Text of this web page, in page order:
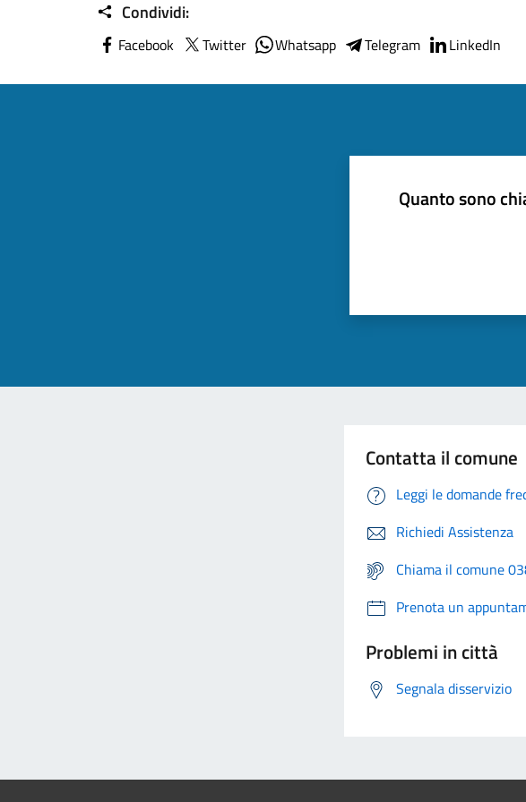
Condividi:
Facebook Twitter Whatsapp Telegram LinkedIn
Quanto sono
Contatta il comune
Leggi le domande
Richiedi Assistenza
Chiama il comune
Prenota un
Problemi in città
Segnala disservizio